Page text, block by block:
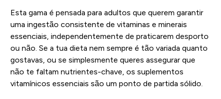
Esta gama é pensada para adultos que querem garantir
uma ingestão consistente de vitaminas e minerais
essenciais, independentemente de praticarem desporto
ou não. Se a tua dieta nem sempre é tão variada quanto
gostavas, ou se simplesmente queres assegurar que
não te faltam nutrientes-chave, os suplementos
vitamínicos essenciais são um ponto de partida sólido.